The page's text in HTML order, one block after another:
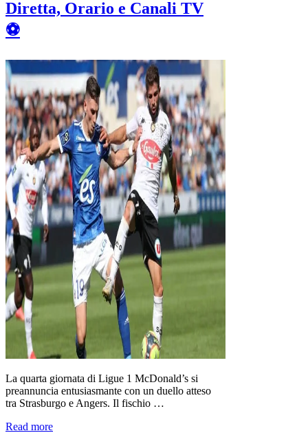
Diretta, Orario e Canali TV
⚽
La quarta giornata di Ligue 1 McDonald’s si
preannuncia entusiasmante con un duello atteso
tra Strasburgo e Angers. Il fischio …
Read more